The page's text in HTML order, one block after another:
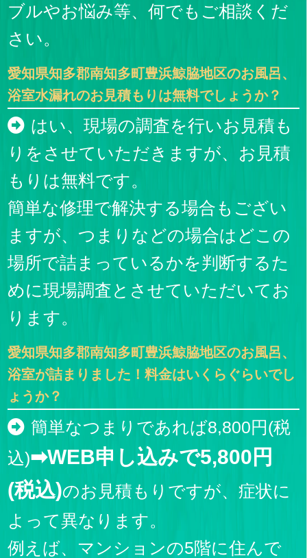
ブルやお悩み等、何でもご相談くだ
さい。
愛知県知多郡南知多町豊浜鯨脇地区のお風呂、
浴室水漏れのお見積もりは無料でしょうか？
はい、現場の調査を行いお見積も
りをさせていただきますが、お見積
もりは無料です。
簡単な修理で解決する場合もござい
ますが、つまりなどの場合はどこの
場所で詰まっているかを判断するた
めに現場調査とさせていただいてお
ります。
愛知県知多郡南知多町豊浜鯨脇地区のお風呂、
浴室が詰まりました！料金はいくらぐらいでし
ょうか？
簡単なつまりであれば8,800円(税
込)➡WEB申し込みで5,800円
(税込)のお見積もりですが、症状に
よって異なります。
例えば、マンションの5階に住んで